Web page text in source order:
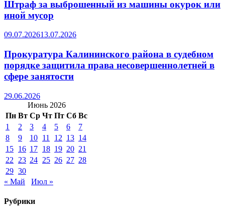
Штраф за выброшенный из машины окурок или
иной мусор
09.07.202613.07.2026
Прокуратура Калининского района в судебном
порядке защитила права несовершеннолетней в
сфере занятости
29.06.2026
Июнь 2026
Пн Вт Ср Чт Пт Сб Вс
1
2 3 4 5 6
7
8
9 10 11 12 13 14
15 16 17 18 19 20 21
22
23 24 25 26 27 28
29 30
« Май
Июл »
Рубрики